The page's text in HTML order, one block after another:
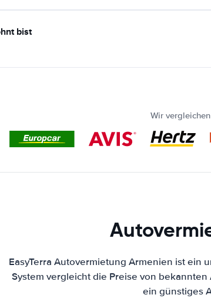
bist
Wir
EasyTerra Autovermietung Armenien ist ein
System vergleicht die Preise von
ein günstiges